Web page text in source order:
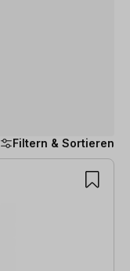
Filtern & Sortieren